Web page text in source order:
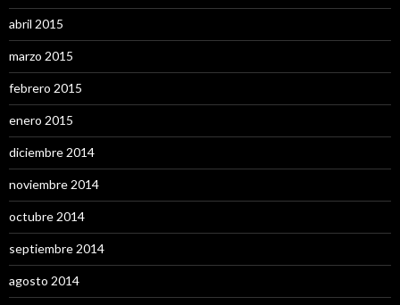
abril 2015
marzo 2015
febrero 2015
enero 2015
diciembre 2014
noviembre 2014
octubre 2014
septiembre 2014
agosto 2014